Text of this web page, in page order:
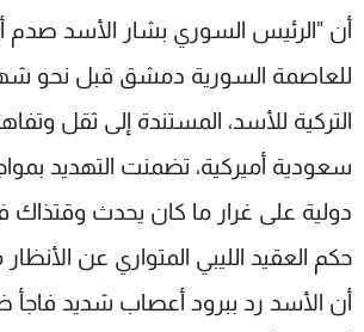
أن "الرئيس السوري بشار الأسد صدم
للعاصمة السورية دمشق قبل نحو
التركية للأسد، المستندة إلى ثقل
سعودية أميركية، تضمنت التهديد
دولية على غرار ما كان يحدث وقتذاك
حكم العقيد الليبي المتواري عن الأنظار
أن الأسد رد ببرود أعصاب شديد